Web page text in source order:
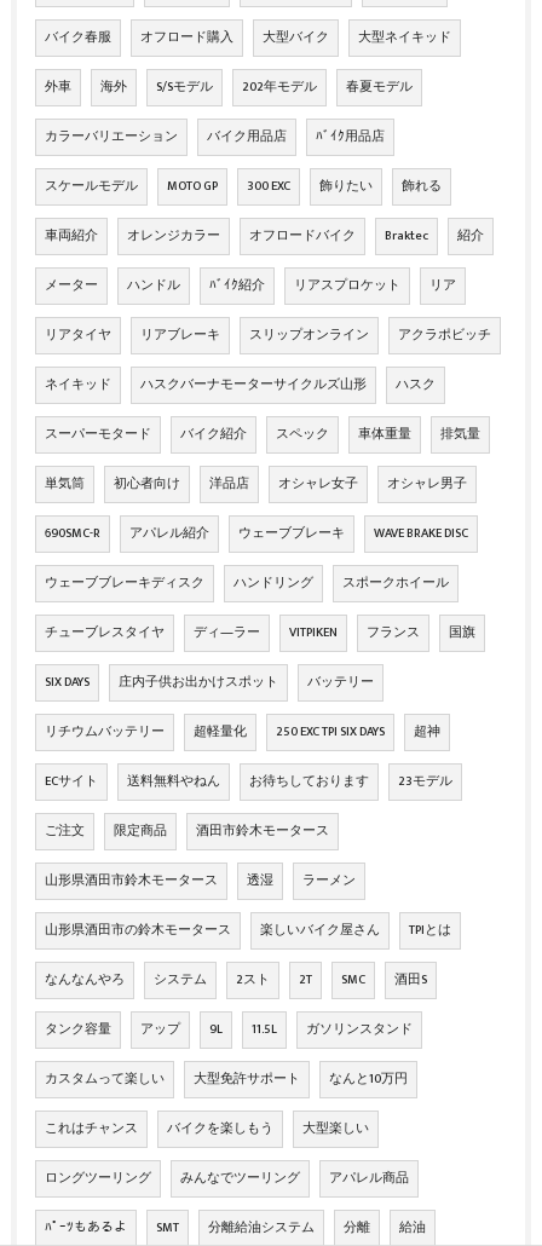
バイク春服 オフロード購入 大型バイク 大型ネイキッド
外車 海外 S/Sモデル 202年モデル 春夏モデル
カラーバリエーション バイク用品店 ﾊﾞｲｸ用品店
スケールモデル MOTO GP 300 EXC 飾りたい 飾れる
車両紹介 オレンジカラー オフロードバイク Braktec 紹介
メーター ハンドル ﾊﾞｲｸ紹介 リアスプロケット リア
リアタイヤ リアブレーキ スリップオンライン アクラポビッチ
ネイキッド ハスクバーナモーターサイクルズ山形 ハスク
スーパーモタード バイク紹介 スペック 車体重量 排気量
単気筒 初心者向け 洋品店 オシャレ女子 オシャレ男子
690SMC-R アパレル紹介 ウェーブブレーキ WAVE BRAKE DISC
ウェーブブレーキディスク ハンドリング スポークホイール
チューブレスタイヤ ディ―ラー VITPIKEN フランス 国旗
SIX DAYS 庄内子供お出かけスポット バッテリー
リチウムバッテリー 超軽量化 250 EXC TPI SIX DAYS 超神
ECサイト 送料無料やねん お待ちしております 23モデル
ご注文 限定商品 酒田市鈴木モータース
山形県酒田市鈴木モータース 透湿 ラーメン
山形県酒田市の鈴木モータース 楽しいバイク屋さん TPIとは
なんなんやろ システム 2スト 2T SMC 酒田S
タンク容量 アップ 9L 11.5L ガソリンスタンド
カスタムって楽しい 大型免許サポート なんと10万円
これはチャンス バイクを楽しもう 大型楽しい
ロングツーリング みんなでツーリング アパレル商品
ﾊﾟｰﾂもあるよ SMT 分離給油システム 分離 給油